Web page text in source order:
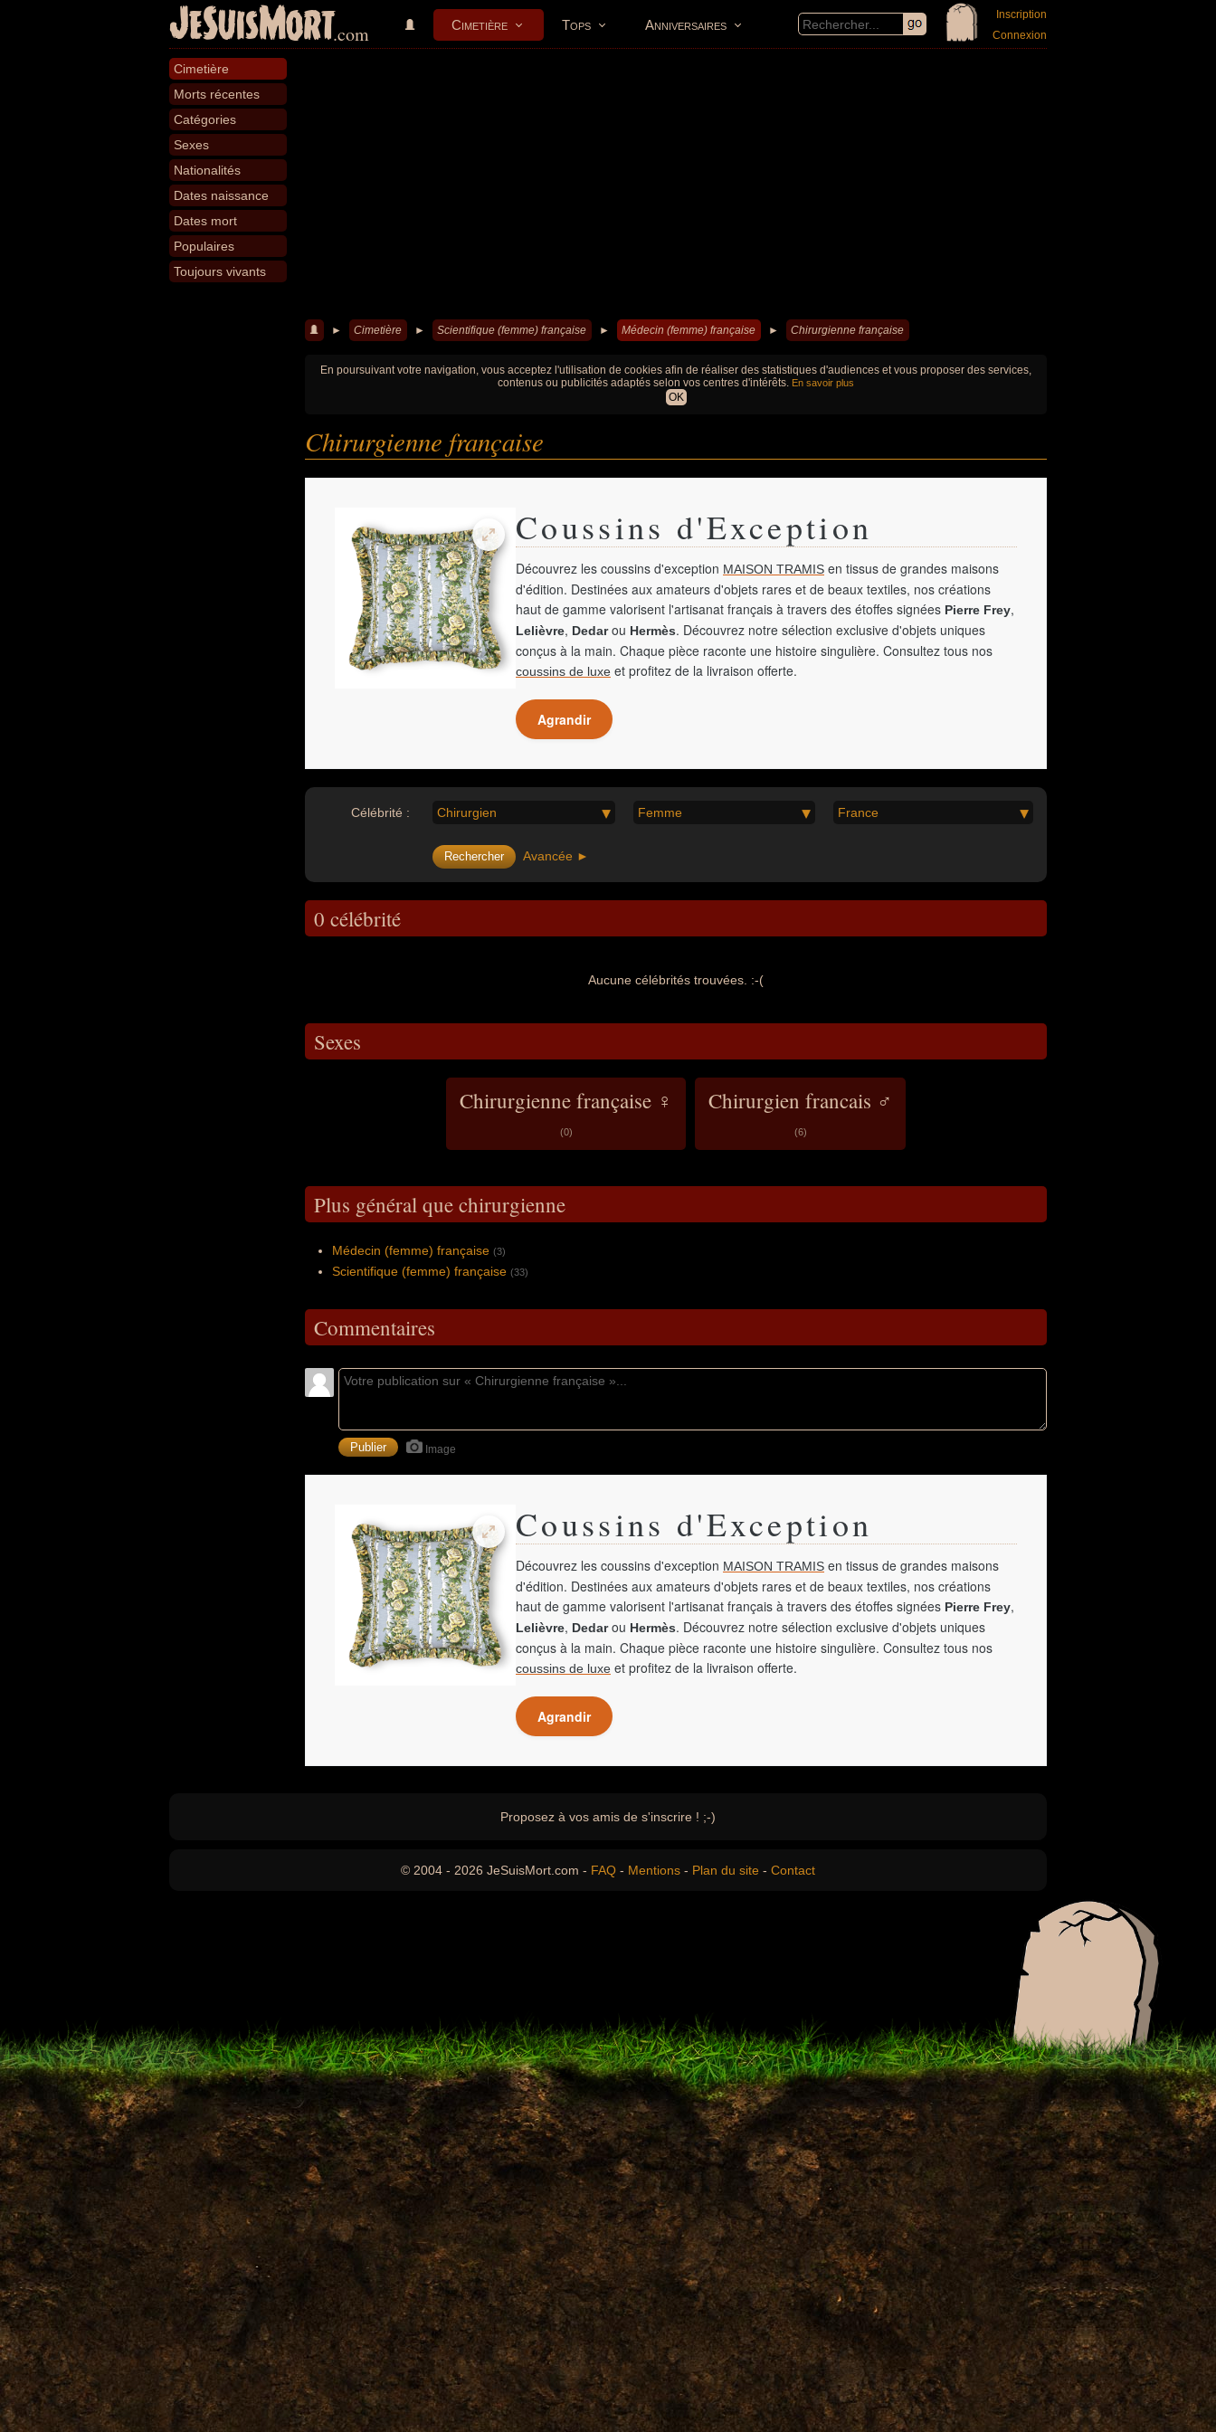
JeSuisMort.com Cimetière Tops Anniversaires
Inscription
Connexion
Cimetière
Morts récentes
Catégories
Sexes
Nationalités
Dates naissance
Dates mort
Populaires
Toujours vivants
► Cimetière ► Scientifique (femme) française ► Médecin (femme) française ► Chirurgienne française
En poursuivant votre navigation, vous acceptez l'utilisation de cookies afin de réaliser des statistiques d'audiences et vous proposer des services,
contenus ou publicités adaptés selon vos centres d'intérêts. En savoir plus
OK
Chirurgienne française
Coussins d'Exception
Découvrez les coussins d'exception MAISON TRAMIS en tissus de grandes maisons
d'édition. Destinées aux amateurs d'objets rares et de beaux textiles, nos créations
haut de gamme valorisent l'artisanat français à travers des étoffes signées Pierre Frey,
Lelièvre, Dedarou Hermès. Découvrez notre sélection exclusive d'objets uniques
conçus à la main. Chaque pièce raconte une histoire singulière. Consultez tous nos
coussins de luxe et profitez de la livraison offerte.
Agrandir
Célébrité : Chirurgien Femme France
Avancée ►
0 célébrité
Aucune célébrités trouvées. :-(
Sexes
Chirurgienne française ♀
(0)
Chirurgien francais ♂
(6)
Plus général que chirurgienne
Médecin (femme) française (3)
Scientifique (femme) française (33)
Commentaires
Image
Coussins d'Exception
Découvrez les coussins d'exception MAISON TRAMIS en tissus de grandes maisons
d'édition. Destinées aux amateurs d'objets rares et de beaux textiles, nos créations
haut de gamme valorisent l'artisanat français à travers des étoffes signées Pierre Frey,
Lelièvre, Dedarou Hermès. Découvrez notre sélection exclusive d'objets uniques
conçus à la main. Chaque pièce raconte une histoire singulière. Consultez tous nos
coussins de luxe et profitez de la livraison offerte.
Agrandir
Proposez à vos amis de s'inscrire ! ;-)
© 2004 - 2026 JeSuisMort.com - FAQ - Mentions - Plan du site - Contact